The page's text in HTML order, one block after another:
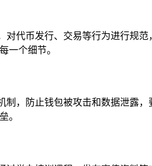
代币发行、交易等行为进行规
一个细节。
，防止钱包被攻击和数据泄露
。